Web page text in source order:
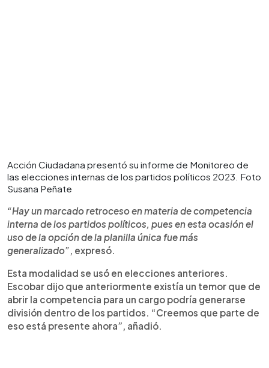
Acción Ciudadana presentó su informe de Monitoreo de
las elecciones internas de los partidos políticos 2023. Foto
Susana Peñate
“Hay un marcado retroceso en materia de competencia
interna de los partidos políticos, pues en esta ocasión el
uso de la opción de la planilla única fue más
generalizado”, expresó.
Esta modalidad se usó en elecciones anteriores.
Escobar dijo que anteriormente existía un temor que de
abrir la competencia para un cargo podría generarse
división dentro de los partidos. “Creemos que parte de
eso está presente ahora”, añadió.